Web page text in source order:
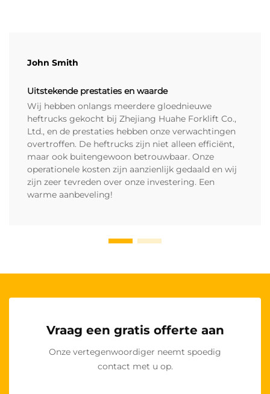
John Smith
Uitstekende prestaties en waarde
Wij hebben onlangs meerdere gloednieuwe
heftrucks gekocht bij Zhejiang Huahe Forklift Co.,
Ltd., en de prestaties hebben onze verwachtingen
overtroffen. De heftrucks zijn niet alleen efficiënt,
maar ook buitengewoon betrouwbaar. Onze
operationele kosten zijn aanzienlijk gedaald en wij
zijn zeer tevreden over onze investering. Een
warme aanbeveling!
Vraag een gratis offerte aan
Onze vertegenwoordiger neemt spoedig
contact met u op.